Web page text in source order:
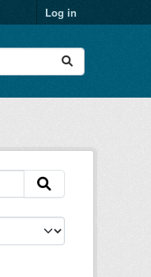
Log in